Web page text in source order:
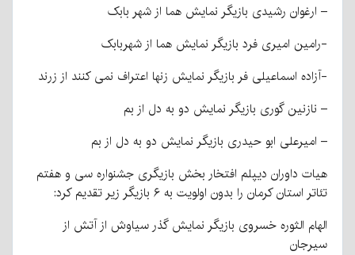
– ارغوان رشیدی بازیگر نمایش هما از شهر بابک
-رامین امیری فرد بازیگر نمایش هما از شهربابک
-آزاده اسماعیلی فر بازیگر نمایش زنها اعتراف نمی کنند از زرند
– نازنین گوری بازیگر نمایش دو به دل از بم
– امیرعلی ابو حیدری بازیگر نمایش دو به دل از بم
هیات داوران دیپلم افتخار بخش بازیگری جشنواره سی و هفتم
تئاتر استان کرمان را بدون اولویت به ۶ بازیگر زیر تقدیم کرد:
الهام الثوره خسروی بازیگر نمایش گذر سیاوش از آتش از
سیرجان